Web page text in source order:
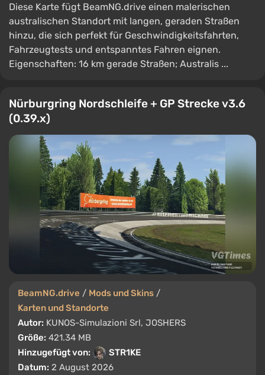
Diese Karte fügt BeamNG.drive einen malerischen
australischen Standort mit langen, geraden Straßen
hinzu, die sich perfekt für Geschwindigkeitsfahrten,
Fahrzeugtests und entspanntes Fahren eignen.
Eigenschaften: 16 km gerade Straßen; Australis ...
Nürburgring Nordschleife + GP Strecke v3.6
(0.39.x)
BeamNG.drive / Mods und Skins /
Karten und Standorte
Autor: KUNOS-Simulazioni Srl, JOSHERS
Größe: 421.34 MB
Hinzugefügt von:
STR1KE
Datum: 2 August 2026